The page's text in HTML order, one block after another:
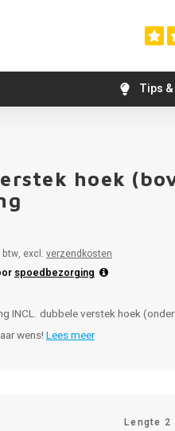
Tips
hoek
excl. verzendkosten
spoedbezorging
INCL. dubbele verstek hoek
wens!Lees meer
Lengte 2